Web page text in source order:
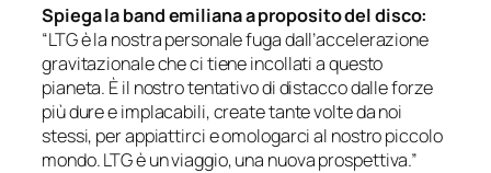
Spiega la band emiliana a proposito del disco:
“LTG è la nostra personale fuga dall’accelerazione
gravitazionale che ci tiene incollati a questo
pianeta. È il nostro tentativo di distacco dalle forze
più dure e implacabili, create tante volte da noi
stessi, per appiattirci e omologarci al nostro piccolo
mondo. LTG è un viaggio, una nuova prospettiva.”